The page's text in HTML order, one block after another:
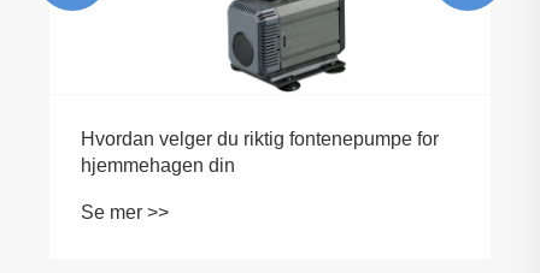
Hvordan velger du riktig fontenepumpe for
hjemmehagen din
Se mer >>